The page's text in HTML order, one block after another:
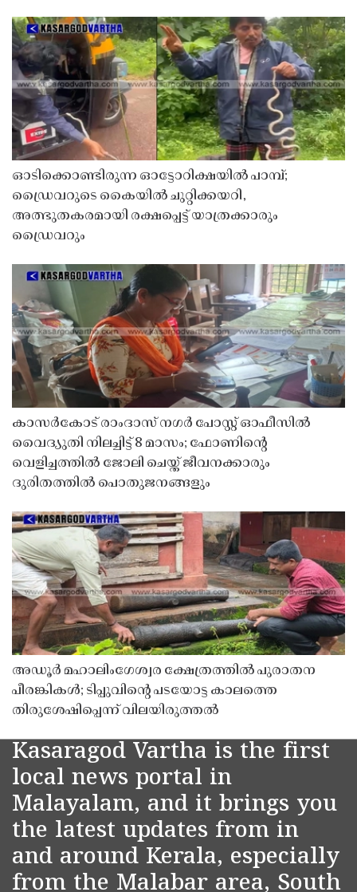
ഓടിക്കൊണ്ടിരുന്ന ഓട്ടോറിക്ഷയിൽ പാമ്പ്;
ഡ്രൈവറുടെ കൈയിൽ ചുറ്റിക്കയറി,
അത്ഭുതകരമായി രക്ഷപ്പെട്ട് യാത്രക്കാരും
ഡ്രൈവറും
കാസർകോട് രാംദാസ് നഗർ പോസ്റ്റ് ഓഫീസിൽ
വൈദ്യുതി നിലച്ചിട്ട് 8 മാസം; ഫോണിൻ്റെ
വെളിച്ചത്തിൽ ജോലി ചെയ്ത് ജീവനക്കാരും
ദുരിതത്തിൽ പൊതുജനങ്ങളും
അഡൂർ മഹാലിംഗേശ്വര ക്ഷേത്രത്തിൽ പുരാതന
പീരങ്കികൾ; ടിപ്പുവിൻ്റെ പടയോട്ട കാലത്തെ
തിരുശേഷിപ്പെന്ന് വിലയിരുത്തൽ
Kasaragod Vartha is the first
local news portal in
Malayalam, and it brings you
the latest updates from in
and around Kerala, especially
from the Malabar area, South